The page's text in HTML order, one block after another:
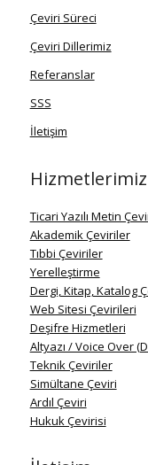
Çeviri Süreci
Çeviri Dillerimiz
Referanslar
SSS
İletişim
Hizmetlerimiz
Ticari Yazılı Metin
Akademik Çeviriler
Tıbbi Çeviriler
Yerelleştirme
Dergi, Kitap, Katalog
Web Sitesi Çevirileri
Deşifre Hizmetleri
Altyazı / Voice Over
Teknik Çeviriler
Simültane Çeviri
Ardıl Çeviri
Hukuk Çevirisi